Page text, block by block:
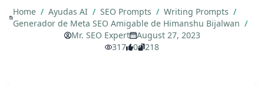
Home / Ayudas AI / SEO Prompts / Writing Prompts /
Generador de Meta SEO Amigable de Himanshu Bijalwan /
Mr. SEO Expert
August 27, 2023
317
0 218